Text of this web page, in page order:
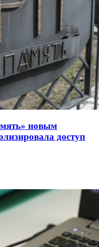
новым
доступ